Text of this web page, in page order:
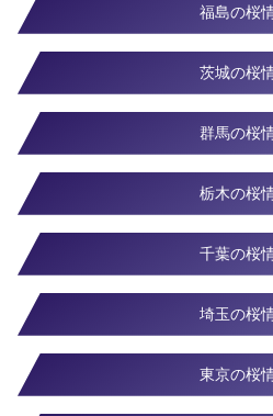
福島の桜
茨城の桜
群馬の桜
栃木の桜
千葉の桜
埼玉の桜
東京の桜